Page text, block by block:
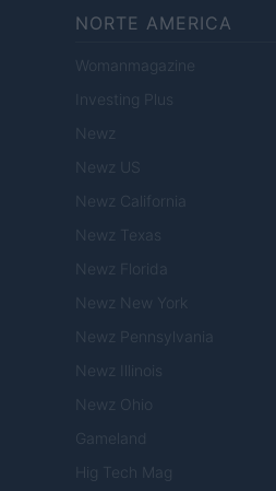
NORTE AMERICA
Womanmagazine
Investing Plus
Newz
Newz US
Newz California
Newz Texas
Newz Florida
Newz New York
Newz Pennsylvania
Newz Illinois
Newz Ohio
Gameland
Hig Tech Mag